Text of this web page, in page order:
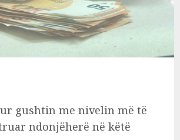
gushtin me nivelin më të
ndonjëherë në këtë